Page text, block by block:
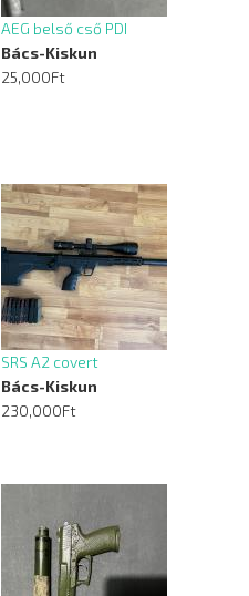
AEG belső cső PDI
Bács-Kiskun
25,000Ft
SRS A2 covert
Bács-Kiskun
230,000Ft